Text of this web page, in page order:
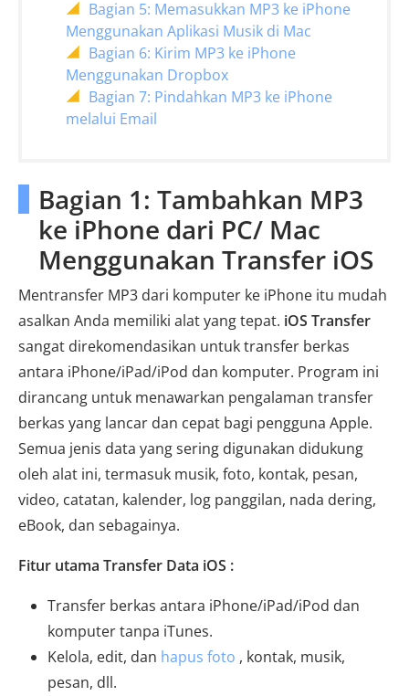
Bagian 5: Memasukkan MP3 ke iPhone
Menggunakan Aplikasi Musik di Mac
Bagian 6: Kirim MP3 ke iPhone
Menggunakan Dropbox
Bagian 7: Pindahkan MP3 ke iPhone
melalui Email
Bagian 1: Tambahkan MP3
ke iPhone dari PC/ Mac
Menggunakan Transfer iOS
Mentransfer MP3 dari komputer ke iPhone itu mudah
asalkan Anda memiliki alat yang tepat. iOS Transfer
sangat direkomendasikan untuk transfer berkas
antara iPhone/iPad/iPod dan komputer. Program ini
dirancang untuk menawarkan pengalaman transfer
berkas yang lancar dan cepat bagi pengguna Apple.
Semua jenis data yang sering digunakan didukung
oleh alat ini, termasuk musik, foto, kontak, pesan,
video, catatan, kalender, log panggilan, nada dering,
eBook, dan sebagainya.
Fitur utama Transfer Data iOS :
Transfer berkas antara iPhone/iPad/iPod dan
komputer tanpa iTunes.
Kelola, edit, dan hapus foto , kontak, musik,
pesan, dll.